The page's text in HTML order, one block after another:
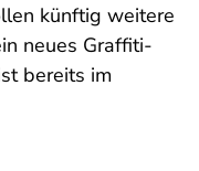
künftig weitere
neues Graffiti-
bereits im